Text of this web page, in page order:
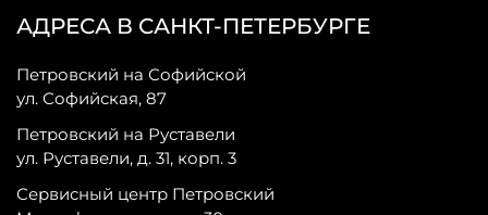
АДРЕСА В САНКТ-ПЕТЕРБУРГЕ
Петровский на Софийской
ул. Софийская, 87
Петровский на Руставели
ул. Руставели, д. 31, корп. 3
Сервисный центр Петровский